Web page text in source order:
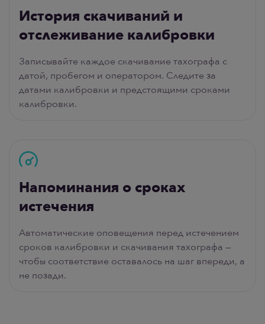
История скачиваний и
отслеживание калибровки
Записывайте каждое скачивание тахографа с
датой, пробегом и оператором. Следите за
датами калибровки и предстоящими сроками
калибровки.
Напоминания о сроках
истечения
Автоматические оповещения перед истечением
сроков калибровки и скачивания тахографа —
чтобы соответствие оставалось на шаг впереди, а
не позади.